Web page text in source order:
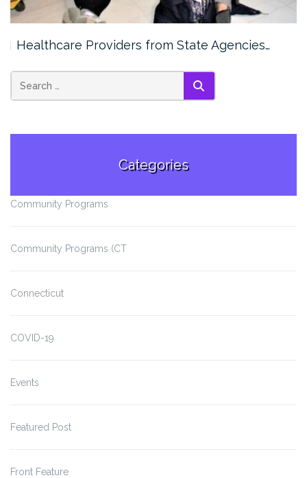
Healthcare Providers from State Agencies…
SEARCH
Categories
Community Programs
Community Programs (CT
Connecticut
COVID-19
Events
Featured Post
Front Feature